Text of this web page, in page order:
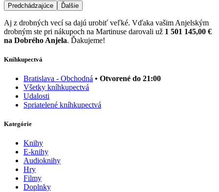
Predchádzajúce Ďalšie
Aj z drobných vecí sa dajú urobiť veľké. Vďaka vašim Anjelským
drobným ste pri nákupoch na Martinuse darovali už 1 501 145,00 €
na Dobrého Anjela. Ďakujeme!
Kníhkupectvá
Bratislava - Obchodná • Otvorené do 21:00
Všetky kníhkupectvá
Udalosti
Spriatelené kníhkupectvá
Kategórie
Knihy
E-knihy
Audioknihy
Hry
Filmy
Doplnky